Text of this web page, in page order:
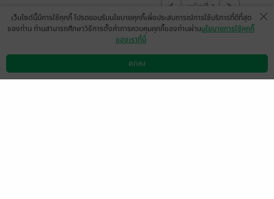
หน้าที่ 1
เกิดนะคะ ขอให้สุขภาพแข็งแรง เงินไหลนอง
ดาวน์โหลดแอป วิธีการใช้งาน ติดต่อเรา
เว็บไซต์นี้มีการใช้คุกกี้ โปรดยอมรับนโยบายคุกกี้เพื่อประสบการณ์การใช้บริการที่ดีที่สุด
ของท่าน ท่านสามารถศึกษาวิธีการตั้งค่าการควบคุมคุกกี้ของท่านผ่านนโยบายการใช้คุกกี้
ของเราที่นี่
ตกลง